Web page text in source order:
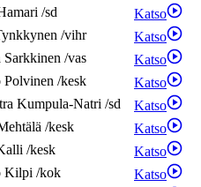
/sd
Katso
/vihr
Katso
Sarkkinen /vas
Katso
Polvinen /kesk
Katso
Kumpula-Natri /sd
Katso
/kesk
Katso
/kesk
Katso
Kilpi /kok
Katso